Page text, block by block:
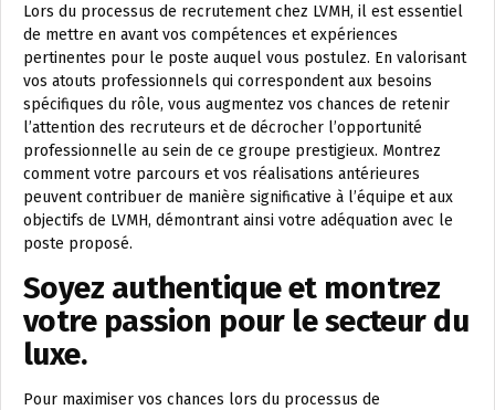
Lors du processus de recrutement chez LVMH, il est essentiel
de mettre en avant vos compétences et expériences
pertinentes pour le poste auquel vous postulez. En valorisant
vos atouts professionnels qui correspondent aux besoins
spécifiques du rôle, vous augmentez vos chances de retenir
l’attention des recruteurs et de décrocher l’opportunité
professionnelle au sein de ce groupe prestigieux. Montrez
comment votre parcours et vos réalisations antérieures
peuvent contribuer de manière significative à l’équipe et aux
objectifs de LVMH, démontrant ainsi votre adéquation avec le
poste proposé.
Soyez authentique et montrez
votre passion pour le secteur du
luxe.
Pour maximiser vos chances lors du processus de